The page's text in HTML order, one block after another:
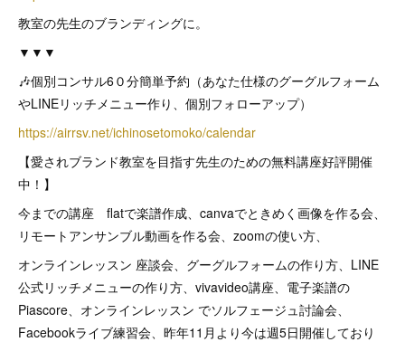
教室の先生のブランディングに。
▼▼▼
🎶個別コンサル6０分簡単予約（あなた仕様のグーグルフォーム
やLINEリッチメニュー作り、個別フォローアップ）
https://airrsv.net/ichinosetomoko/calendar
【愛されブランド教室を目指す先生のための無料講座好評開催
中！】
今までの講座 flatで楽譜作成、canvaでときめく画像を作る会、
リモートアンサンブル動画を作る会、zoomの使い方、
オンラインレッスン 座談会、グーグルフォームの作り方、LINE
公式リッチメニューの作り方、vivavideo講座、電子楽譜の
Piascore、オンラインレッスン でソルフェージュ討論会、
Facebookライブ練習会、昨年11月より今は週5日開催しており